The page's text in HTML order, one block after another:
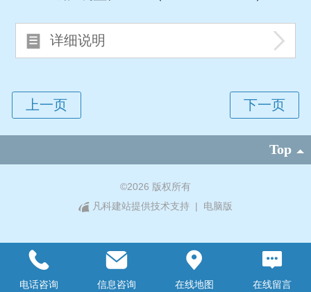
详细说明
Top
©2026 版权所有
凡科建站提供技术支持
| 电脑版
电话咨询 信息咨询 在线地图 在线留言